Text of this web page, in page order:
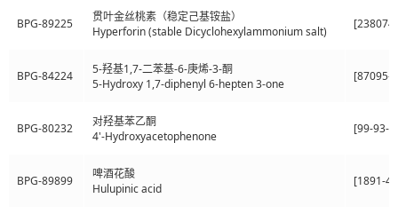
BPG-89225
贯叶金丝桃素（稳定己基铵盐）
Hyperforin (stable Dicyclohexylammonium salt)
BPG-84224
5-羟基1,7-二苯基-6-庚烯-3-酮
5-Hydroxy 1,7-diphenyl 6-hepten 3-one
[87095-
BPG-80232
对羟基苯乙酮
4'-Hydroxyacetophenone
[99-93-4]
BPG-89899
啤酒花酸
Hulupinic acid
[1891-